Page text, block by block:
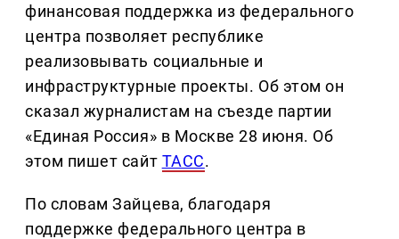
финансовая поддержка из федерального
центра позволяет республике
реализовывать социальные и
инфраструктурные проекты. Об этом он
сказал журналистам на съезде партии
«Единая Россия» в Москве 28 июня. Об
этом пишет сайт ТАСС.
По словам Зайцева, благодаря
поддержке федерального центра в